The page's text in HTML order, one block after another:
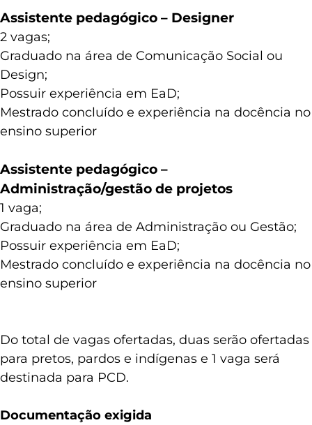
Assistente pedagógico – Designer
2 vagas;
Graduado na área de Comunicação Social ou
Design;
Possuir experiência em EaD;
Mestrado concluído e experiência na docência no
ensino superior
Assistente pedagógico –
Administração/gestão de projetos
1 vaga;
Graduado na área de Administração ou Gestão;
Possuir experiência em EaD;
Mestrado concluído e experiência na docência no
ensino superior
Do total de vagas ofertadas, duas serão ofertadas
para pretos, pardos e indígenas e 1 vaga será
destinada para PCD.
Documentação exigida